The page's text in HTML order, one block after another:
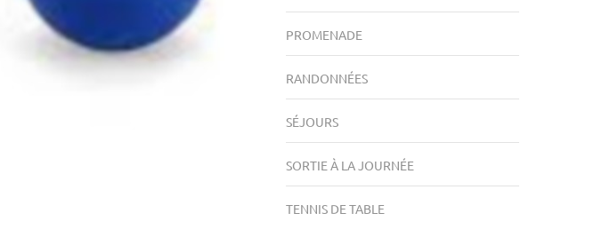
PROMENADE
RANDONNÉES
SÉJOURS
SORTIE À LA JOURNÉE
TENNIS DE TABLE